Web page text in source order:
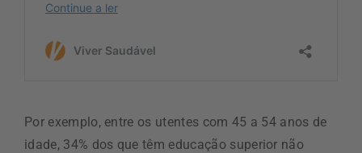
Por exemplo, entre os utentes com 45 a 54 anos de
idade, 34% dos que têm educação superior não